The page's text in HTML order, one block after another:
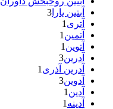
آبتین یارا 3
آتری 1
آتمین 1
آتوین 1
آدرین3
آدرین آذری 1
آدوین3
آدین 1
آدینه 1